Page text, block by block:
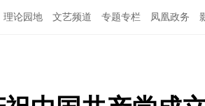
理论园地 文艺频道 专题专栏 凤凰政务